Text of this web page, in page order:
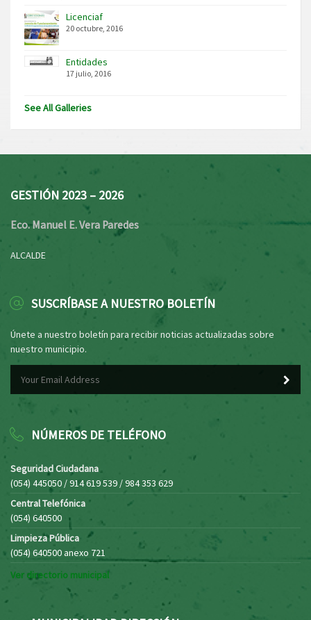
Licenciaf
20 octubre, 2016
Entidades
17 julio, 2016
See All Galleries
GESTIÓN 2023 – 2026
Eco. Manuel E. Vera Paredes
ALCALDE
SUSCRÍBASE A NUESTRO BOLETÍN
Únete a nuestro boletín para recibir noticias actualizadas sobre
nuestro municipio.
NÚMEROS DE TELÉFONO
Seguridad Ciudadana
(054) 445050 / 914 619 539 / 984 353 629
Central Telefónica
(054) 640500
Limpieza Pública
(054) 640500 anexo 721
Ver directorio municipal